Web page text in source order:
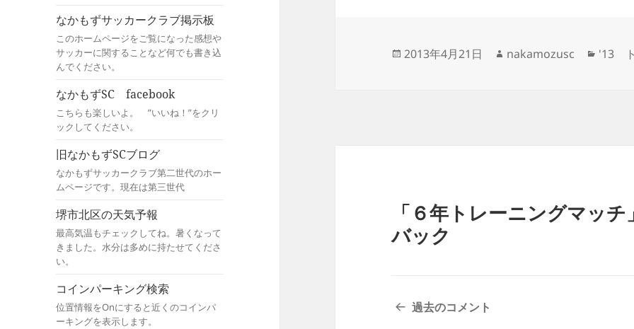
なかもずサッカークラブ掲示板
このホームページをご覧になった感想や
サッカーに関することなど何でも書き込
んでください。
なかもずSC facebook
こちらも楽しいよ。 ”いいね！”をクリ
ックしてください。
旧なかもずSCブログ
なかもずサッカークラブ第二世代のホー
ムページです。現在は第三世代
堺市北区の天気予報
最高気温もチェックしてね。暑くなって
きました。水分は多めに持たせてくださ
い。
コインパーキング検索
位置情報をOnにすると近くのコインパ
ーキングを表示します。
投
2013年4月21日
作
nakamozusc
カ
'13
「６年トレーニングマッ
バック
コ
過去のコメント